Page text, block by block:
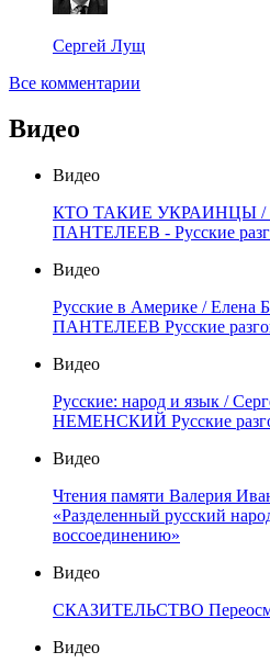
Сергей Лущ
Все комментарии
Видео
Видео
КТО ТАКИЕ УКРАИНЦЫ /
ПАНТЕЛЕЕВ - Русские
Видео
Русские в Америке /
ПАНТЕЛЕЕВ Русские
Видео
Русские: народ и язык /
НЕМЕНСКИЙ Русские
Видео
Чтения памяти Валерия
«Разделенный русский
воссоединению»
Видео
СКАЗИТЕЛЬСТВО
Видео